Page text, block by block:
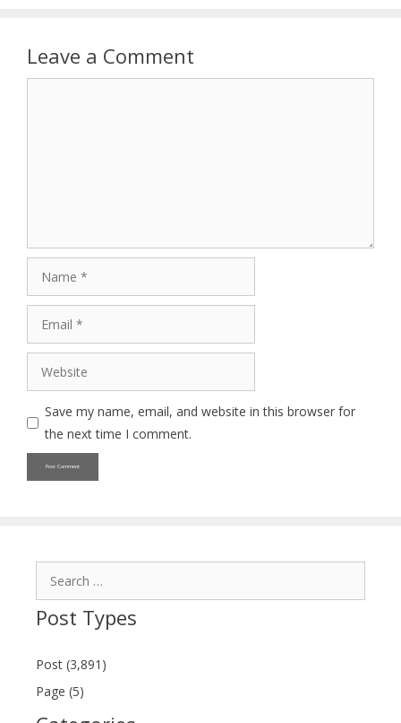
Leave a Comment
Website
Save my name, email, and website in this browser for
the next time I comment.
Post Types
Post (3,891)
Page (5)